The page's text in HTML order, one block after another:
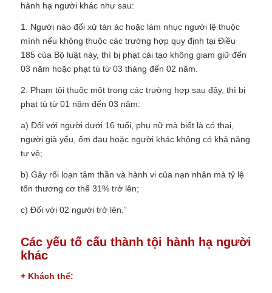
hành hạ người khác như sau:
1. Người nào đối xử tàn ác hoặc làm nhục người lệ thuộc
mình nếu không thuộc các trường hợp quy định tại Điều
185 của Bộ luật này, thì bị phạt cải tạo không giam giữ đến
03 năm hoặc phạt tù từ 03 tháng đến 02 năm.
2. Phạm tội thuộc một trong các trường hợp sau đây, thì bị
phạt tù từ 01 năm đến 03 năm:
a) Đối với người dưới 16 tuổi, phụ nữ mà biết là có thai,
người già yếu, ốm đau hoặc người khác không có khả năng
tự vệ;
b) Gây rối loạn tâm thần và hành vi của nạn nhân mà tỷ lệ
tổn thương cơ thể 31% trở lên;
c) Đối với 02 người trở lên.”
Các yếu tố cấu thành tội hành hạ người
khác
+ Khách thể: